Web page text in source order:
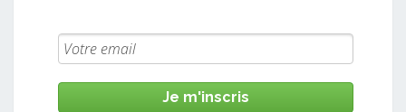
Je m'inscris